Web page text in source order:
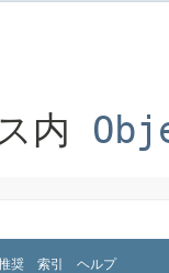
内
奨 索引 ヘルプ